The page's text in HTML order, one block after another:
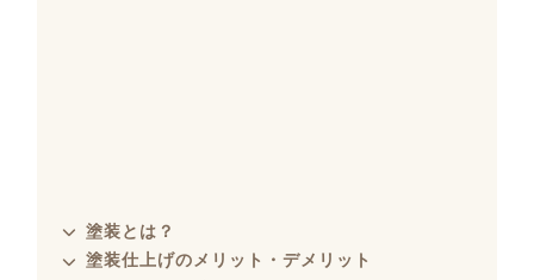
塗装とは？
塗装仕上げのメリット・デメリット